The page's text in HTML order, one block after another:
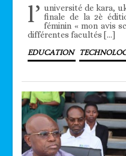
l’ université de kara,
finale de la 2è
féminin « mon avis
différentes facultés […]
EDUCATION